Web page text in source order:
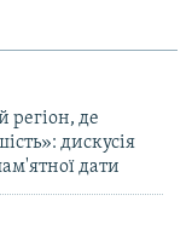
регіон, де
дискусія
дати